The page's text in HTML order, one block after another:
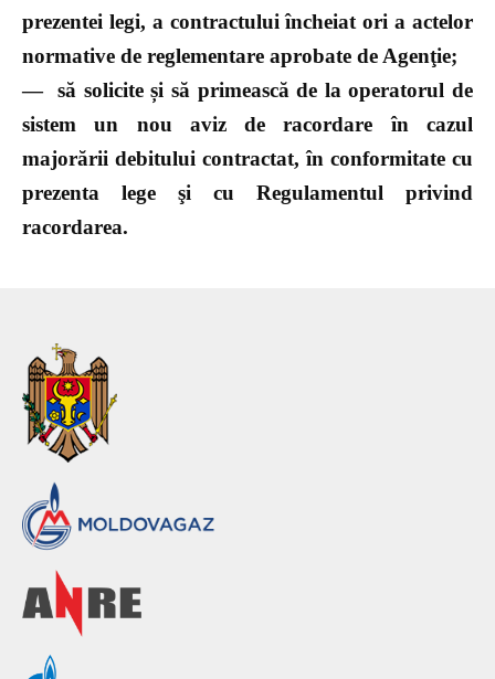
prezentei legi, a contractului încheiat ori a actelor
normative de reglementare aprobate de Agenţie;
—
să solicite și să primească de la operatorul de
sistem un nou aviz de racordare în cazul
majorării debitului contractat, în conformitate cu
prezenta lege şi cu Regulamentul privind
racordarea.